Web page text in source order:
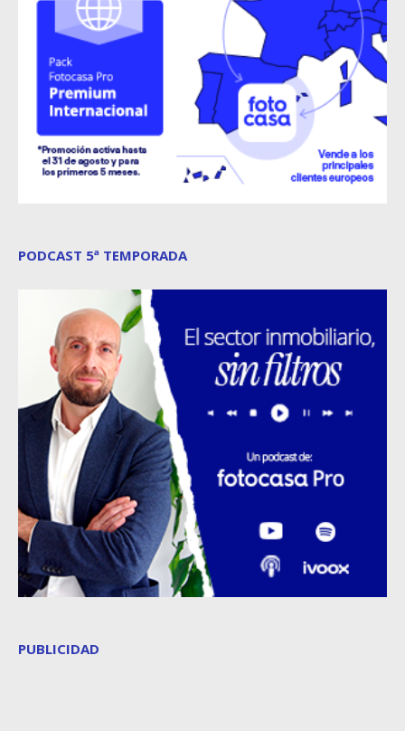
PODCAST 5ª TEMPORADA
PUBLICIDAD